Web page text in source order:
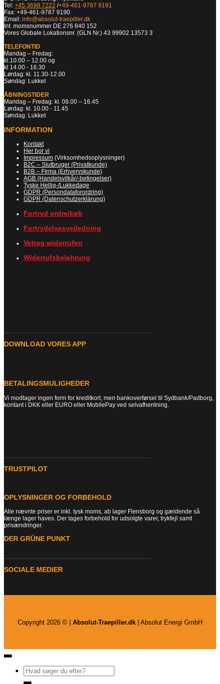
Tel: +45 3698 7222 /+49-461-9787 9191
Fax: +49-461-9787 9190
Email: info@absolut-traepiller.dk
Int. momsnummer DE 276 840 152
Vores Globale Lokationsnr. (GLN Nr.) 43 99902 13573 3
TELEFONTID
Mandag – Fredag:
kl.10.00 – 12.00 og
kl 14.00 - 16.30
Lørdag: kl. 11.30-12.00
Søndag: Lukket
ÅBNINGSTIDER
Mandag – Fredag: kl. 08.00 – 16.45
Lørdag: kl. 10.00 - 11.45
Søndag: Lukket
INFORMATION
Kontakt
Her bor vi
Impressum (Virksomhedsoplysninger)
B2C – Slutbruger (Privatkunde)
B2B – Firma (Erhvervskunde)
AGB (Handelsvilkår/-betingelser)
Tyske Hellig-/Lukkedage
GDPR (Persondataforordring)
GDPR (Datenschutzerklärung)
Fortryd ordre/køb
Fortrydelsesvejledning
Vetrag widerrufen
Widerrufsbelehrung
DOWNLOAD VORES APP
BETALINGSMULIGHEDER
Vi modtager ingen form for kreditkort, men bankoverførsel til Sydbank/Padborg,
kontant i DKK eller EURO eller MobilePay ved selvafhentning.
TRUSTPILOT
OPLYSNINGER OG FORBEHOLD
Alle nævnte priser er inkl. tysk moms, ab lager Flensborg og gældende så
længe lager haves. Der tages forbehold for udsolgte varer, trykfejl samt
prisændringer.
DER GRÜNE PUNKT
SOCIALE MEDIER
Copyright 2026 © | Absolut-Traepiller.dk | Absolut Energi GmbH
Søg
efter: